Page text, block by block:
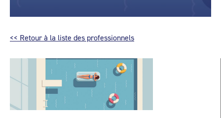
<< Retour à la liste des professionnels